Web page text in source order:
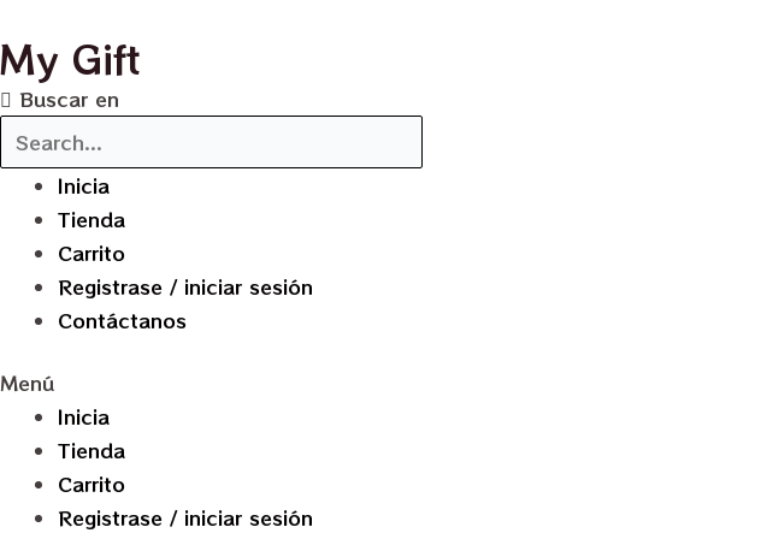
al
contenido
My Gift
Buscar en
Inicia
Tienda
Carrito
Registrase / iniciar sesión
Contáctanos
Menú
Inicia
Tienda
Carrito
Registrase / iniciar sesión